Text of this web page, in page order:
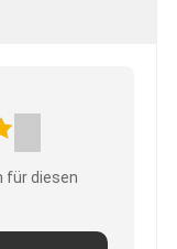
für diesen